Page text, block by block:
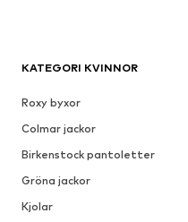
KATEGORI KVINNOR
Roxy byxor
Colmar jackor
Birkenstock pantoletter
Gröna jackor
Kjolar